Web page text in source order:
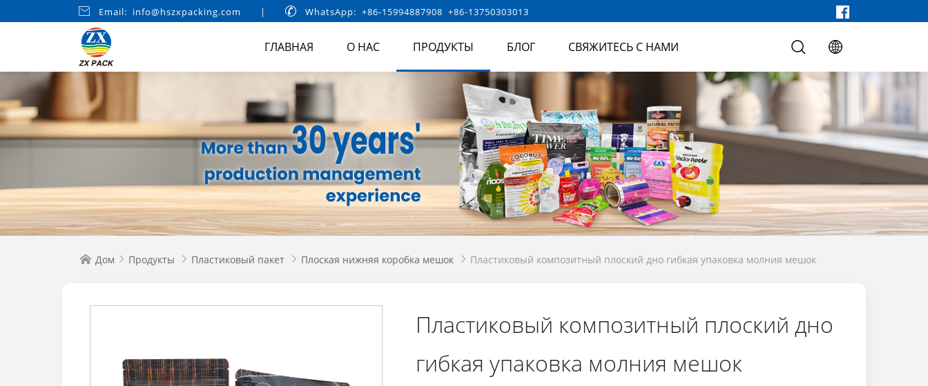
 Email: info@hszxpacking.com |  WhatsApp: +86-15994887908 +86-13750303013
ГЛАВНАЯ О НАС ПРОДУКТЫ БЛОГ СВЯЖИТЕСЬ С НАМИ
 Дом  Продукты  Пластиковый пакет  Плоская нижняя коробка мешок  Пластиковый композитный плоский дно гибкая упаковка молния мешок
Пластиковый композитный плоский дно
гибкая упаковка молния мешок